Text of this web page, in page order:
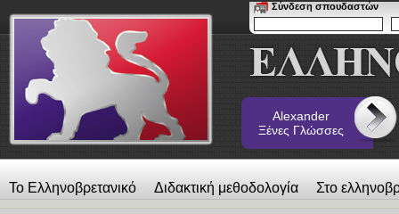
Σύνδεση σπουδαστών
Alexander
Ξένες Γλώσσες
Το Ελληνοβρετανικό Διδακτική μεθοδολογία Στο